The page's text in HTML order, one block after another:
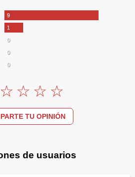
9
1
0
0
0
TU OPINIÓN
de usuarios